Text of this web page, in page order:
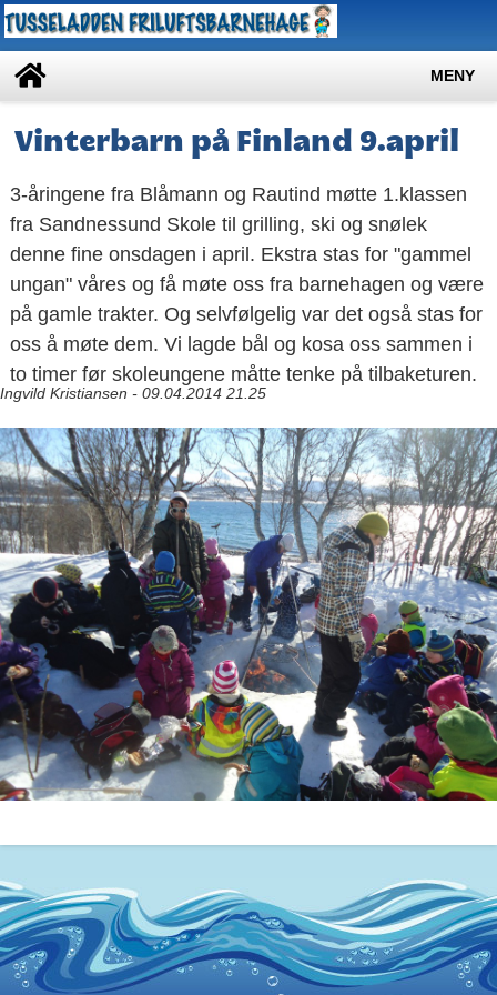
MENY
Vinterbarn på Finland 9.april
3-åringene fra Blåmann og Rautind møtte 1.klassen
fra Sandnessund Skole til grilling, ski og snølek
denne fine onsdagen i april. Ekstra stas for "gammel
ungan" våres og få møte oss fra barnehagen og være
på gamle trakter. Og selvfølgelig var det også stas for
oss å møte dem. Vi lagde bål og kosa oss sammen i
to timer før skoleungene måtte tenke på tilbaketuren.
Ingvild Kristiansen - 09.04.2014 21.25